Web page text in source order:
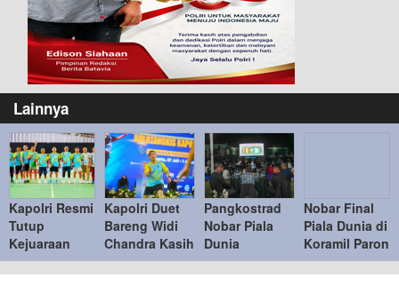
Lainnya
Kapolri Resmi
Tutup
Kejuaraan
Bulu Tangkis
Kapolri Cup
Kapolri Duet
Bareng Widi
Chandra Kasih
Lawan Bahlil-
Muhammad di
Pangkostrad
Nobar Piala
Dunia
Bersama
Warga, Pererat
Nobar Final
Piala Dunia di
Koramil Paron
Pererat